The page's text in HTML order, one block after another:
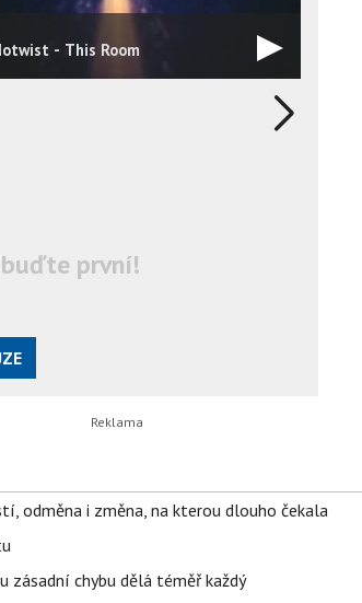
- This Room
první!
odměna i změna, na kterou dlouho čekala
zásadní chybu dělá téměř každý